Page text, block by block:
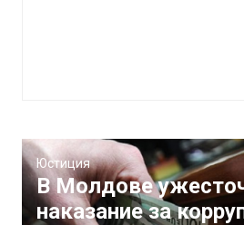
Юстиция
В Молдове
наказание за